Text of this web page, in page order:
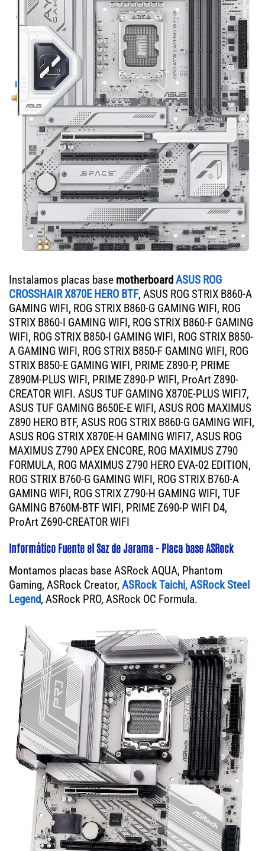
Instalamos placas base motherboardASUS ROG
CROSSHAIR X870E HERO BTF, ASUS ROG STRIX B860-A
GAMING WIFI, ROG STRIX B860-G GAMING WIFI, ROG
STRIX B860-I GAMING WIFI, ROG STRIX B860-F GAMING
WIFI, ROG STRIX B850-I GAMING WIFI, ROG STRIX B850-
A GAMING WIFI, ROG STRIX B850-F GAMING WIFI, ROG
STRIX B850-E GAMING WIFI, PRIME Z890-P, PRIME
Z890M-PLUS WIFI, PRIME Z890-P WIFI, ProArt Z890-
CREATOR WIFI. ASUS TUF GAMING X870E-PLUS WIFI7,
ASUS TUF GAMING B650E-E WIFI, ASUS ROG MAXIMUS
Z890 HERO BTF, ASUS ROG STRIX B860-G GAMING WIFI,
ASUS ROG STRIX X870E-H GAMING WIFI7, ASUS ROG
MAXIMUS Z790 APEX ENCORE, ROG MAXIMUS Z790
FORMULA, ROG MAXIMUS Z790 HERO EVA-02 EDITION,
ROG STRIX B760-G GAMING WIFI, ROG STRIX B760-A
GAMING WIFI, ROG STRIX Z790-H GAMING WIFI, TUF
GAMING B760M-BTF WIFI, PRIME Z690-P WIFI D4,
ProArt Z690-CREATOR WIFI
Informático Fuente el Saz de Jarama - Placa base ASRock
Montamos placas base ASRock AQUA, Phantom
Gaming, ASRock Creator, ASRock Taichi, ASRock Steel
Legend, ASRock PRO, ASRock OC Formula.